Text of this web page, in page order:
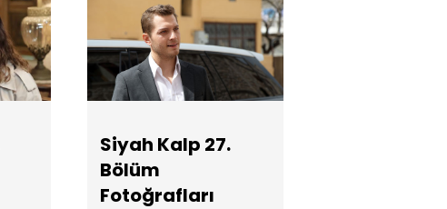
Siyah Kalp 23.
Bölüm
Fotoğrafları
Siyah Kalp 27.
Bölüm
Fotoğrafları